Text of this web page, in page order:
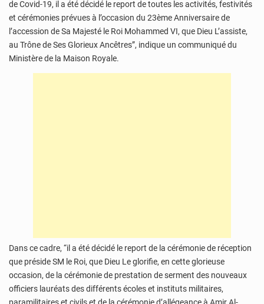
de Covid-19, il a été décidé le report de toutes les activités, festivités
et cérémonies prévues à l’occasion du 23ème Anniversaire de
l’accession de Sa Majesté le Roi Mohammed VI, que Dieu L’assiste,
au Trône de Ses Glorieux Ancêtres”, indique un communiqué du
Ministère de la Maison Royale.
Dans ce cadre, “il a été décidé le report de la cérémonie de réception
que préside SM le Roi, que Dieu Le glorifie, en cette glorieuse
occasion, de la cérémonie de prestation de serment des nouveaux
officiers lauréats des différents écoles et instituts militaires,
paramilitaires et civils et de la cérémonie d’allégeance à Amir Al-